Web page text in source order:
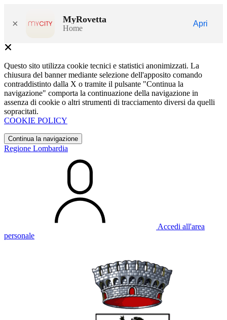
× MyRovetta
Home
Apri
Questo sito utilizza cookie tecnici e statistici anonimizzati. La
chiusura del banner mediante selezione dell'apposito comando
contraddistinto dalla X o tramite il pulsante "Continua la
navigazione" comporta la continuazione della navigazione in
assenza di cookie o altri strumenti di tracciamento diversi da quelli
sopracitati.
COOKIE POLICY
Continua la navigazione
Regione Lombardia
Accedi all'area
personale